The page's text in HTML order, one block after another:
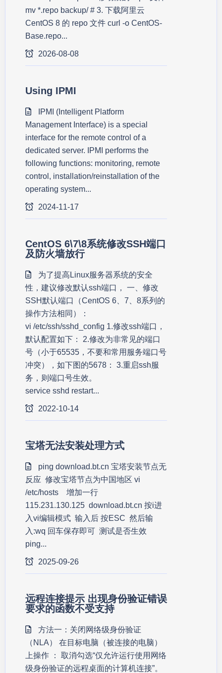
mv *.repo backup/ # 3. 下载阿里云
CentOS 8 的 repo 文件 curl -o CentOS-
Base.repo...
2026-08-08
Using IPMI
IPMI (Intelligent Platform
Management Interface) is a special
interface for the remote control of a
dedicated server. IPMI performs the
following functions: monitoring, remote
control, installation/reinstallation of the
operating system...
2024-11-17
CentOS 6\7\8系统修改SSH端口
及防火墙放行
为了提高Linux服务器系统的安全
性，建议修改默认ssh端口， 一、修改
SSH默认端口（CentOS 6、7、8系列的
操作方法相同）：
vi /etc/ssh/sshd_config 1.修改ssh端口，
默认配置如下： 2.修改为非常见的端口
号（小于65535，不要和常用服务端口号
冲突），如下图的5678： 3.重启ssh服
务，则端口号生效。
service sshd restart...
2022-10-14
宝塔无法安装处理方式
ping download.bt.cn 宝塔安装节点无
反应 修改宝塔节点为中国地区 vi
/etc/hosts 增加一行
115.231.130.125 download.bt.cn 按i进
入vi编辑模式 输入后 按ESC 然后输
入:wq 回车保存即可 测试是否生效
ping...
2025-09-26
远程连接提示 出现身份验证错误
要求的函数不受支持
方法一：关闭网络级身份验证
（NLA） 在目标电脑（被连接的电脑）
上操作 ： 取消勾选“仅允许运行使用网络
级身份验证的远程桌面的计算机连接”。